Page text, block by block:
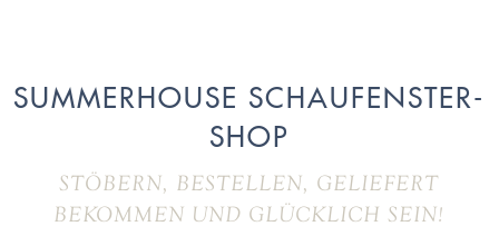
SUMMERHOUSE SCHAUFENSTER-
SHOP
STÖBERN, BESTELLEN, GELIEFERT
BEKOMMEN UND GLÜCKLICH SEIN!